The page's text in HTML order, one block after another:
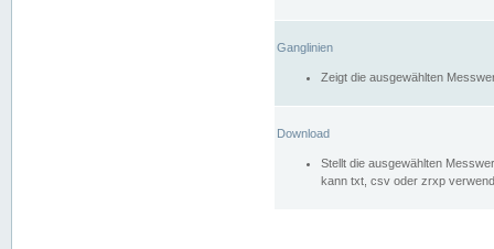
Ganglinien
Zeigt die ausgewählten
Download
Stellt die ausgewählten
kann txt, csv oder zrxp